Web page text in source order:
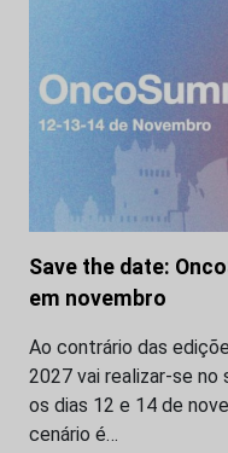
Save the date:
em novembro
Ao contrário das
2027 vai realizar-se
os dias 12 e 14 de
cenário é…